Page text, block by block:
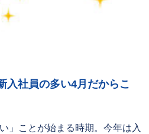
入社員の多い4月だからこ
」ことが始まる時期。今年は入